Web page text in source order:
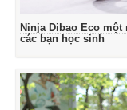
Ninja Dibao Eco
các bạn học sinh